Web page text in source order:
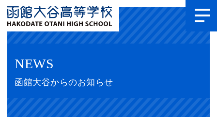
NEWS
函館大谷からのお知らせ